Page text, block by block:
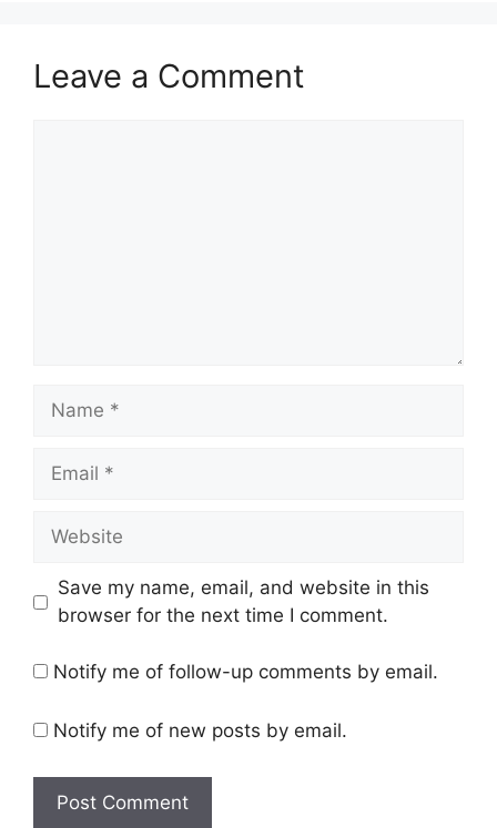
Leave a Comment
Name
Email
Website
Save my name, email, and website in this
browser for the next time I comment.
Notify me of follow-up comments by email.
Notify me of new posts by email.